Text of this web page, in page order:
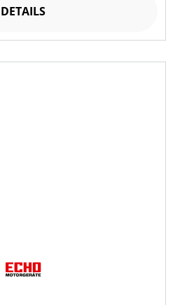
DETAILS